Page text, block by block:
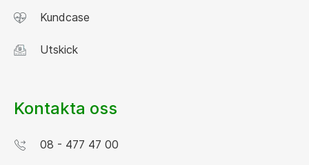
Kundcase
Utskick
Kontakta oss
08 - 477 47 00